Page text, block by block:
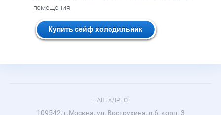
помещения.
НАШ АДРЕС:
109542, г.Москва, ул. Вострухина, д.6, корп. 3